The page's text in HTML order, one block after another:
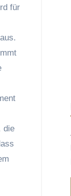
für
die